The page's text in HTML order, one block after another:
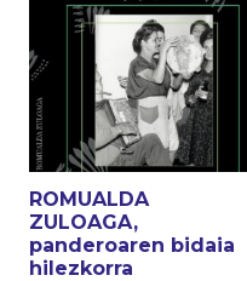
ROMUALDA
ZULOAGA,
panderoaren bidaia
hilezkorra